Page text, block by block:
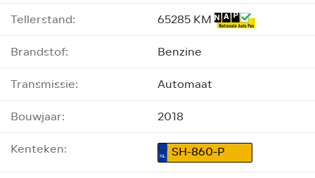
Tellerstand:
65285 KM
Brandstof:
Benzine
Transmissie:
Automaat
Bouwjaar:
2018
Kenteken:
SH-860-P